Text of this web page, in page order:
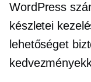
WordPress
készletei
lehetőséget